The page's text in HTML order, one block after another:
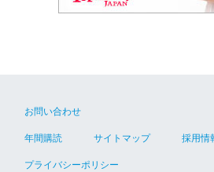
お問い合わせ
年間購読 サイトマップ 採用情
プライバシーポリシー